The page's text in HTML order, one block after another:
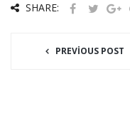
SHARE:
PREVIOUS POST